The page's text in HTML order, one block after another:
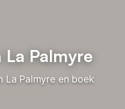
Palmyre
La Palmyre en boek